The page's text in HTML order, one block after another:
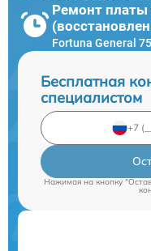
Ремонт платы
Fortuna General
Бесплатная
специалистом
Нажимая на кнопку